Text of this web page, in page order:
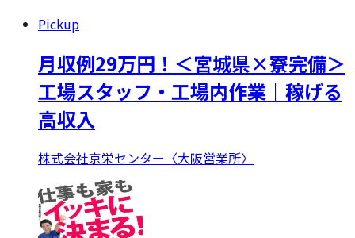
Pickup
月収例29万円！＜宮城県×寮完備＞
工場スタッフ・工場内作業｜稼げる
高収入
株式会社京栄センター〈大阪営業所〉